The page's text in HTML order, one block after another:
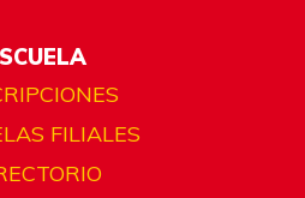
FILIALES